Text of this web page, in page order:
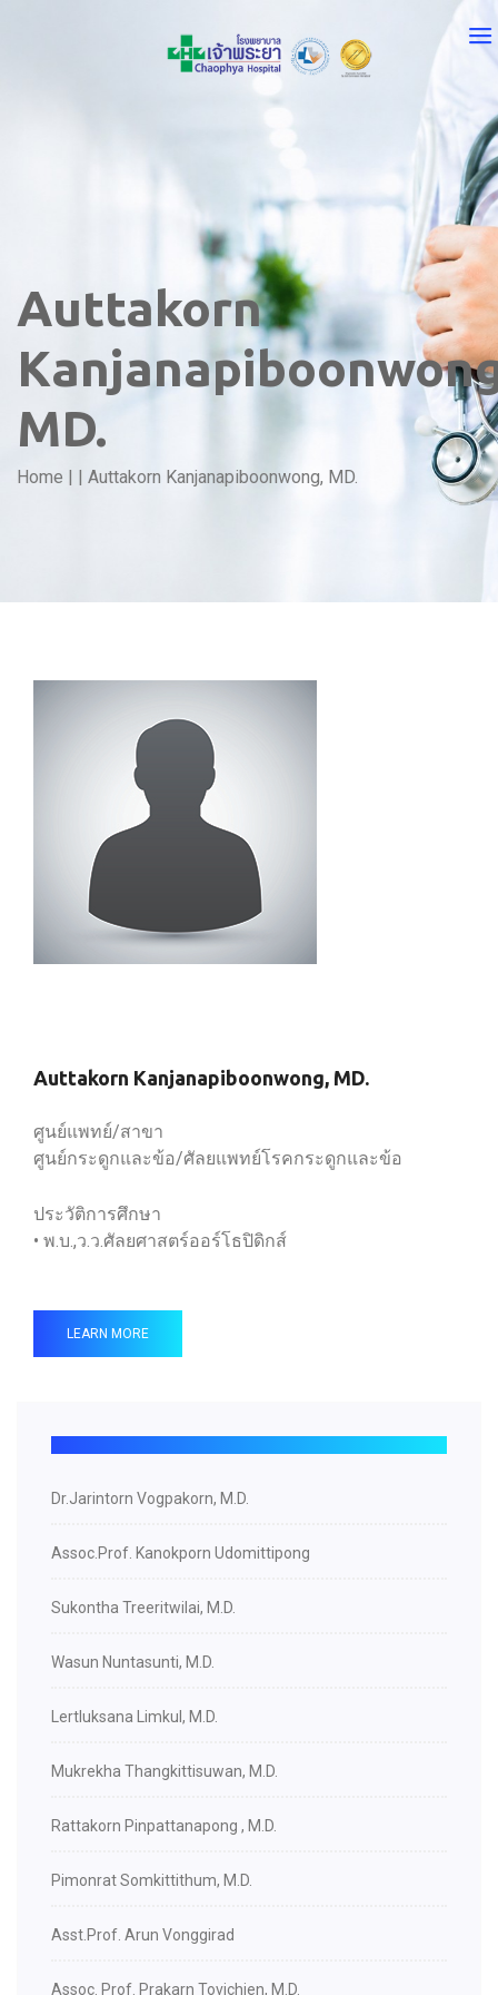
Auttakorn
MD.
Home | | Auttakorn Kanjanapiboonwong, MD.
Auttakorn Kanjanapiboonwong, MD.
ศูนย์แพทย์/สาขา
ศูนย์กระดูกและข้อ/ศัลยแพทย์โรคกระดูกและข้อ
ประวัติการศึกษา
• พ.บ.,ว.ว.ศัลยศาสตร์ออร์โธปิดิกส์
LEARN MORE
Dr.Jarintorn Vogpakorn, M.D.
Assoc.Prof. Kanokporn Udomittipong
Sukontha Treeritwilai, M.D.
Wasun Nuntasunti, M.D.
Lertluksana Limkul, M.D.
Mukrekha Thangkittisuwan, M.D.
Rattakorn Pinpattanapong , M.D.
Pimonrat Somkittithum, M.D.
Asst.Prof. Arun Vonggirad
Assoc. Prof. Prakarn Tovichien, M.D.